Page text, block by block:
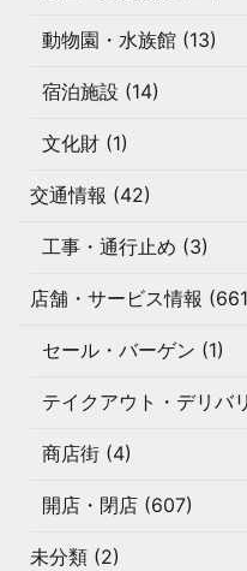
動物園・水族館 (13)
宿泊施設 (14)
文化財 (1)
交通情報 (42)
工事・通行止め (3)
店舗・サービス情報
セール・バーゲン (1)
テイクアウト・デリバ
商店街 (4)
開店・閉店 (607)
未分類 (2)